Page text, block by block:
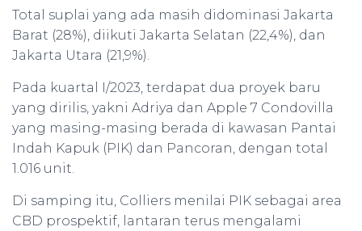
Total suplai yang ada masih didominasi Jakarta
Barat (28%), diikuti Jakarta Selatan (22,4%), dan
Jakarta Utara (21,9%).
Pada kuartal I/2023, terdapat dua proyek baru
yang dirilis, yakni Adriya dan Apple 7 Condovilla
yang masing-masing berada di kawasan Pantai
Indah Kapuk (PIK) dan Pancoran, dengan total
1.016 unit.
Di samping itu, Colliers menilai PIK sebagai area
CBD prospektif, lantaran terus mengalami